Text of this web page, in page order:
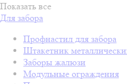
Показать все
Для забора
Профнастил для забора
Штакетник
Заборы жалюзи
Модульные ограждения